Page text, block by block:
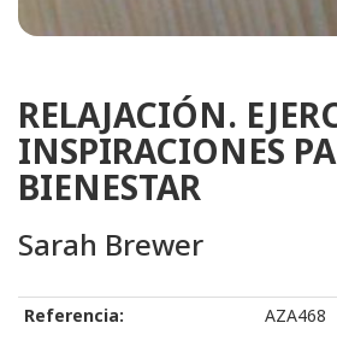
RELAJACIÓN.
INSPIRACIONES
BIENESTAR
Sarah Brewer
Referencia: AZA468